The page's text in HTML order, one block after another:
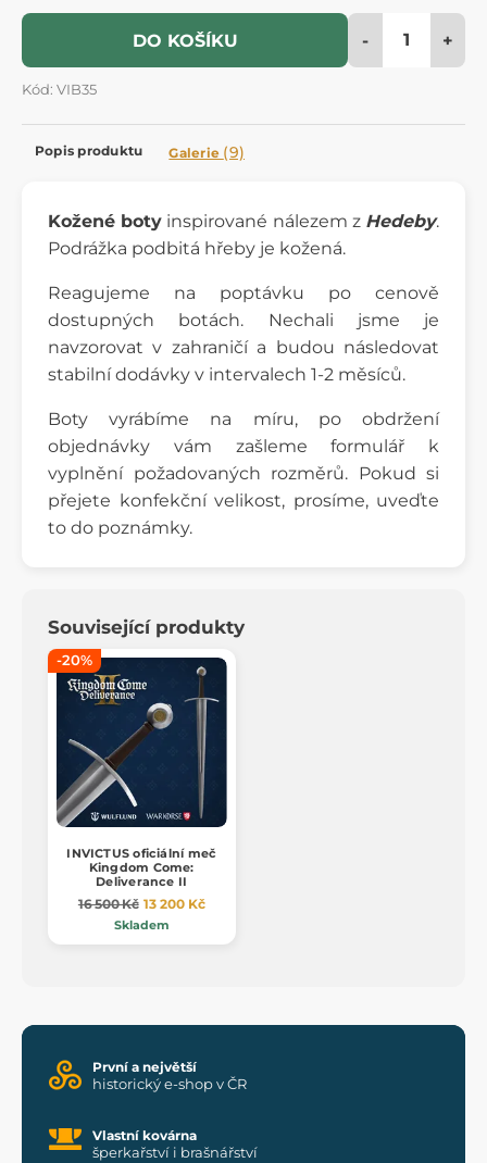
DO KOŠÍKU - +
Kód: VIB35
Popis produktu Galerie (9)
Kožené boty inspirované nálezem z Hedeby.
Podrážka podbitá hřeby je kožená.
Reagujeme na poptávku po cenově
dostupných botách. Nechali jsme je
navzorovat v zahraničí a budou následovat
stabilní dodávky v intervalech 1-2 měsíců.
Boty vyrábíme na míru, po obdržení
objednávky vám zašleme formulář k
vyplnění požadovaných rozměrů. Pokud si
přejete konfekční velikost, prosíme, uveďte
to do poznámky.
Související produkty
-20%
INVICTUS oficiální meč
Kingdom Come:
Deliverance II
16 500 Kč 13 200 Kč
Skladem
První a největší
historický e-shop v ČR
Vlastní kovárna
šperkařství i brašnářství